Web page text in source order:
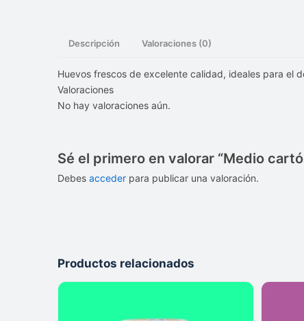
Descripción Valoraciones (0)
Huevos frescos de excelente calidad, ideales para el
Valoraciones
No hay valoraciones aún.
Sé el primero en valorar “Medio
Debes acceder para publicar una valoración.
Productos relacionados